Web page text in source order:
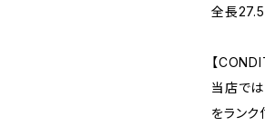
全長
【
当店では
をランク